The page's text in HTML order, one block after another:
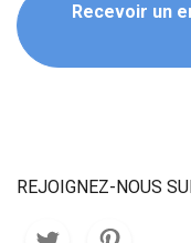
Recevoir un
REJOIGNEZ-NOUS